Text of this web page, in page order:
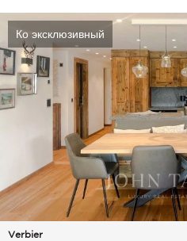
Ко эксклюзивный
Verbier